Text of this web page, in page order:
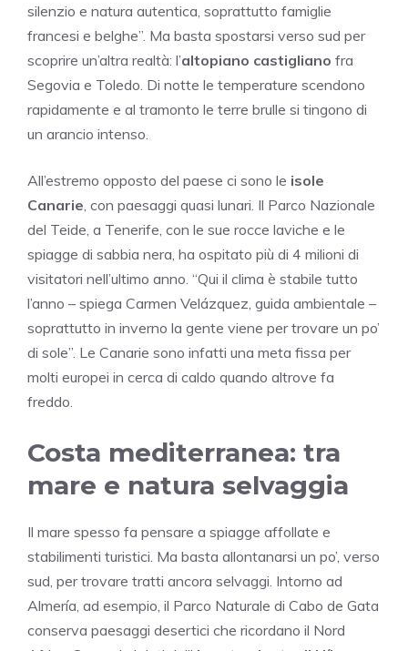
silenzio e natura autentica, soprattutto famiglie
francesi e belghe”. Ma basta spostarsi verso sud per
scoprire un’altra realtà: l’altopiano castigliano fra
Segovia e Toledo. Di notte le temperature scendono
rapidamente e al tramonto le terre brulle si tingono di
un arancio intenso.
All’estremo opposto del paese ci sono le isole
Canarie , con paesaggi quasi lunari. Il Parco Nazionale
del Teide, a Tenerife, con le sue rocce laviche e le
spiagge di sabbia nera, ha ospitato più di 4 milioni di
visitatori nell’ultimo anno. “Qui il clima è stabile tutto
l’anno – spiega Carmen Velázquez, guida ambientale –
soprattutto in inverno la gente viene per trovare un po’
di sole”. Le Canarie sono infatti una meta fissa per
molti europei in cerca di caldo quando altrove fa
freddo.
Costa mediterranea: tra
mare e natura selvaggia
Il mare spesso fa pensare a spiagge affollate e
stabilimenti turistici. Ma basta allontanarsi un po’, verso
sud, per trovare tratti ancora selvaggi. Intorno ad
Almería, ad esempio, il Parco Naturale di Cabo de Gata
conserva paesaggi desertici che ricordano il Nord